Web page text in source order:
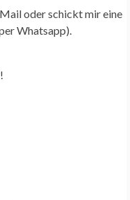
oder schickt mir eine
Whatsapp).